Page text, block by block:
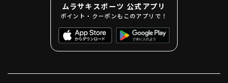
ムラサキスポーツ 公式アプリ
ポイント・クーポンもこのアプリで！